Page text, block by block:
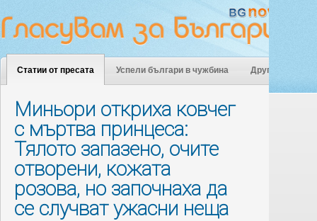
Статии от пресата Успели българи в чужбина Други
Миньори откриха ковчег
с мъртва принцеса:
Тялото запазено, очите
отворени, кожата
розова, но започнаха да
се случват ужасни неща